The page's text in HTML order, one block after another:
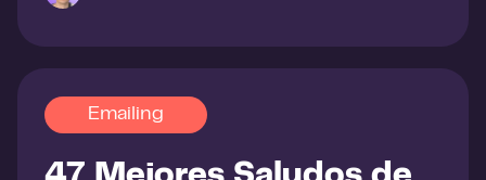
Emailing